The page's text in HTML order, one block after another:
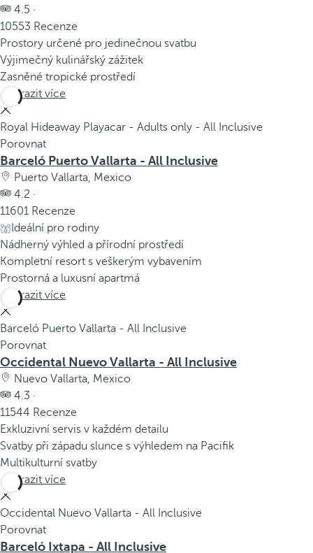
4.5 ·
10553 Recenze
Prostory určené pro jedinečnou svatbu
Výjimečný kulinářský zážitek
Zasněné tropické prostředí
Zobrazit více
Royal Hideaway Playacar - Adults only - All Inclusive
Porovnat
Barceló Puerto Vallarta - All Inclusive
Puerto Vallarta, Mexico
4.2 ·
11601 Recenze
Ideální pro rodiny
Nádherný výhled a přírodní prostředí
Kompletní resort s veškerým vybavením
Prostorná a luxusní apartmá
Zobrazit více
Barceló Puerto Vallarta - All Inclusive
Porovnat
Occidental Nuevo Vallarta - All Inclusive
Nuevo Vallarta, Mexico
4.3 ·
11544 Recenze
Exkluzivní servis v každém detailu
Svatby při západu slunce s výhledem na Pacifik
Multikulturní svatby
Zobrazit více
Occidental Nuevo Vallarta - All Inclusive
Porovnat
Barceló Ixtapa - All Inclusive